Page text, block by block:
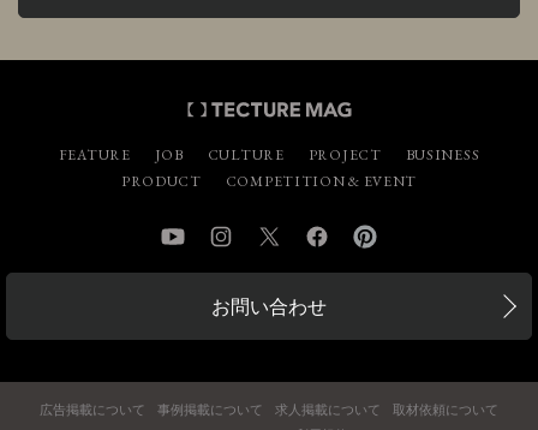
FEATURE JOB CULTURE PROJECT
BUSINESS
PRODUCT
COMPETITION & EVENT
YouTube InstagramTwitter Facebook
お問い合わせ
広告掲載について 事例掲載について 求人掲載について
取材依頼について